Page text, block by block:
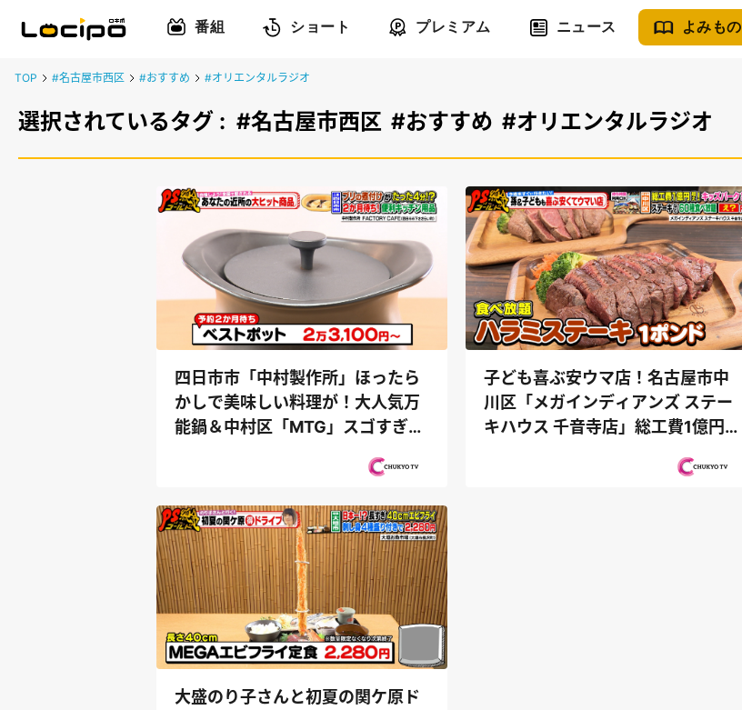
番組 ショート プレミアム ニュース よみもの
TOP #名古屋市西区 #おすすめ #オリエンタルラジオ
選択されているタグ : #名古屋市西区 #おすすめ #オリエンタルラジオ
四日市市「中村製作所」ほったら
かしで美味しい料理が！大人気万
能鍋＆中村区「MTG」スゴすぎシ
子ども喜ぶ安ウマ店！名古屋市中
川区「メガインディアンズ ステー
キハウス 千音寺店」総工費1億円
大盛のり子さんと初夏の関ケ原ド